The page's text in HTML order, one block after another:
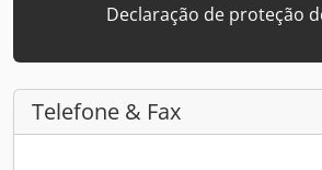
Declaração de proteção
Telefone & Fax